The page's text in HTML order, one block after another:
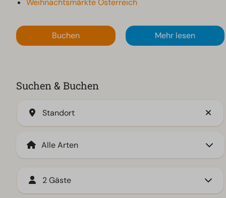
Weihnachtsmärkte Österreich
Buchen Mehr lesen
Suchen & Buchen
Standort
2 Gäste